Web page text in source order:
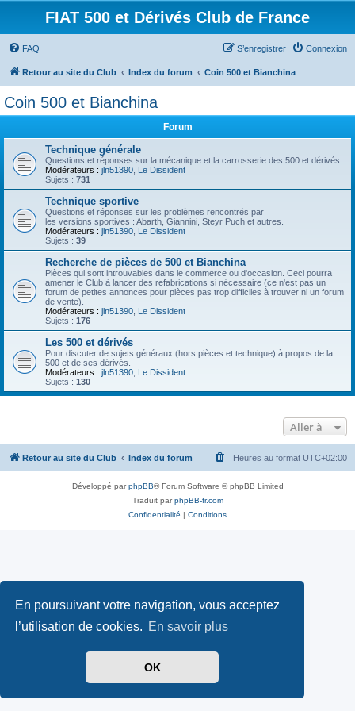
En poursuivant votre navigation, vous acceptez
l’utilisation de cookies. En savoir plus
OK
FIAT 500 et Dérivés Club de France
FAQ Connexion
S’enregistrer
Retour au site du Club Index du forum Coin 500 et Bianchina
Coin 500 et Bianchina
Forum
Technique générale
Questions et réponses sur la mécanique et la carrosserie des 500 et dérivés.
Modérateurs : jln51390 Le Dissident
Sujets : 731
Technique sportive
Questions et réponses sur les problèmes rencontrés par
les versions sportives : Abarth, Giannini, Steyr Puch et autres.
Modérateurs : jln51390 Le Dissident
Sujets : 39
Recherche de pièces de 500 et Bianchina
Pièces qui sont introuvables dans le commerce ou d'occasion. Ceci pourra
amener le Club à lancer des refabrications si nécessaire (ce n'est pas un
forum de petites annonces pour pièces pas trop difficiles à trouver ni un forum
de vente).
Modérateurs : jln51390 Le Dissident
Sujets : 176
Les 500 et dérivés
Pour discuter de sujets généraux (hors pièces et technique) à propos de la
500 et de ses dérivés.
Modérateurs : jln51390 Le Dissident
Sujets : 130
Aller à
Retour au site du Club Index du forum Heures au format UTC+02:00
Développé parphpBB® Forum Software © phpBB Limited
Traduit parphpBB-fr.com
Confidentialité | Conditions